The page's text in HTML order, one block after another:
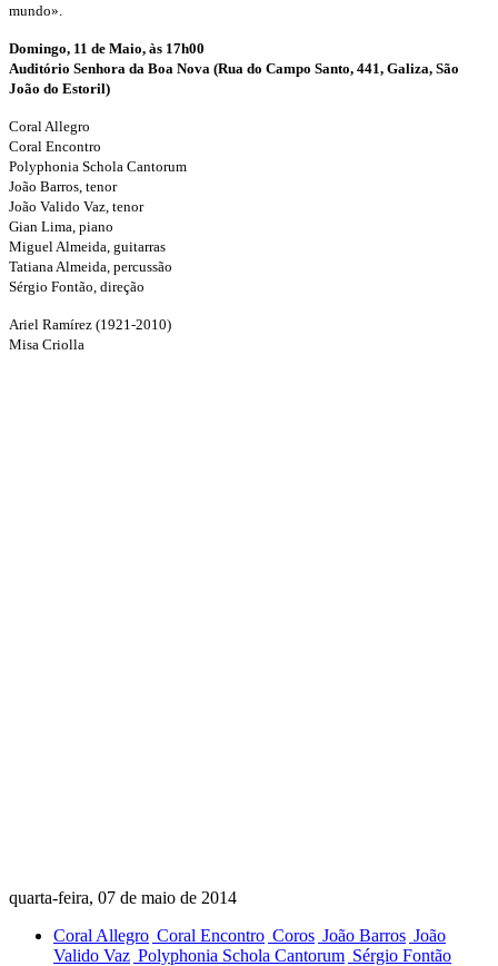
mundo».
Domingo, 11 de Maio, às 17h00
Auditório Senhora da Boa Nova (Rua do Campo Santo, 441, Galiza, São
João do Estoril)
Coral Allegro
Coral Encontro
Polyphonia Schola Cantorum
João Barros, tenor
João Valido Vaz, tenor
Gian Lima, piano
Miguel Almeida, guitarras
Tatiana Almeida, percussão
Sérgio Fontão, direção
Ariel Ramírez (1921-2010)
Misa Criolla
quarta-feira, 07 de maio de 2014
Coral Allegro Coral Encontro Coros João Barros João
Valido Vaz Polyphonia Schola Cantorum Sérgio Fontão